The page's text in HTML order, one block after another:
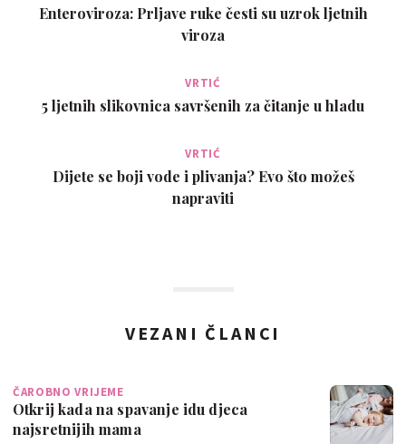
Enteroviroza: Prljave ruke česti su uzrok ljetnih
viroza
VRTIĆ
5 ljetnih slikovnica savršenih za čitanje u hladu
VRTIĆ
Dijete se boji vode i plivanja? Evo što možeš
napraviti
VEZANI ČLANCI
ČAROBNO VRIJEME
Otkrij kada na spavanje idu djeca
najsretnijih mama